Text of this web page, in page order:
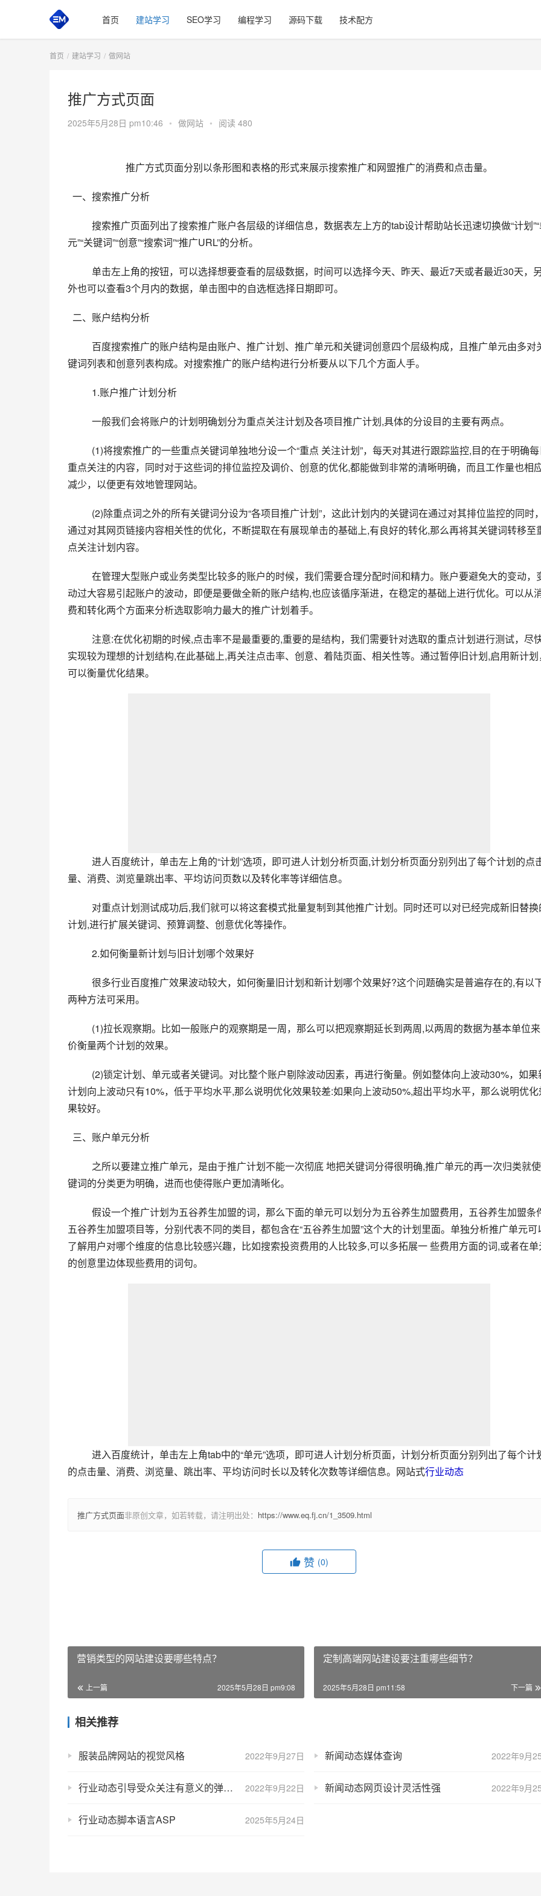
首页 建站学习 SEO学习 编程学习 源码下载 技术配方
首页 建站学习 做网站
推广方式页面
2025年5月28日 pm10:46 • 做网站 • 阅读 480
推广方式页面分别以条形图和表格的形式来展示搜索推广和网盟推广的消费和点击量。
  一、搜索推广分析
搜索推广页面列出了搜索推广账户各层级的详细信息，数据表左上方的tab设计帮助站长迅速切换做“计划
元”“关键词”“创意”“搜索词”“推广URL”的分析。
外也可以查看3个月内的数据，单击图中的自选框选择日期即可。
  二、账户结构分析
百度搜索推广的账户结构是由账户、推广计划、推广单元和关键词创意四个层级构成，且推广单元由多对
键词列表和创意列表构成。对搜索推广的账户结构进行分析要从以下几个方面人手。
1.账户推广计划分析
一般我们会将账户的计划明确划分为重点关注计划及各项目推广计划,具体的分设目的主要有两点。
(1)将搜索推广的一些重点关键词单独地分设一个“重点 关注计划”，每天对其进行跟踪监控,目的在于明确
重点关注的内容，同时对于这些词的排位监控及调价、创意的优化,都能做到非常的清晰明确，而且工作量也相
减少，以便更有效地管理网站。
(2)除重点词之外的所有关键词分设为“各项目推广计划”，这此计划内的关键词在通过对其排位监控的同时
通过对其网页链接内容相关性的优化，不断提取在有展现单击的基础上,有良好的转化,那么再将其关键词转移至
点关注计划内容。
在管理大型账户或业务类型比较多的账户的时候，我们需要合理分配时间和精力。账户要避免大的变动，
动过大容易引起账户的波动，即便是要做全新的账户结构,也应该循序渐进，在稳定的基础上进行优化。可以从
费和转化两个方面来分析选取影响力最大的推广计划着手。
注意:在优化初期的时候,点击率不是最重要的,重要的是结构，我们需要针对选取的重点计划进行测试，尽
实现较为理想的计划结构,在此基础上,再关注点击率、创意、着陆页面、相关性等。通过暂停旧计划,启用新计
可以衡量优化结果。
进人百度统计，单击左上角的“计划”选项，即可进人计划分析页面,计划分析页面分别列出了每个计划的点
量、消费、浏览量跳出率、平均访问页数以及转化率等详细信息。
对重点计划测试成功后,我们就可以将这套模式批量复制到其他推广计划。同时还可以对已经完成新旧替
计划,进行扩展关键词、预算调整、创意优化等操作。
2.如何衡量新计划与旧计划哪个效果好
很多行业百度推广效果波动较大，如何衡量旧计划和新计划哪个效果好?这个问题确实是普遍存在的,有以
两种方法可采用。
(1)拉长观察期。比如一般账户的观察期是一周，那么可以把观察期延长到两周,以两周的数据为基本单位
价衡量两个计划的效果。
(2)锁定计划、单元或者关键词。对比整个账户剔除波动因素，再进行衡量。例如整体向上波动30%，如果
计划向上波动只有10%，低于平均水平,那么说明优化效果较差:如果向上波动50%,超出平均水平，那么说明优
果较好。
  三、账户单元分析
之所以要建立推广单元，是由于推广计划不能一次彻底 地把关键词分得很明确,推广单元的再一次归类就
键词的分类更为明确，进而也使得账户更加清晰化。
假设一个推广计划为五谷养生加盟的词，那么下面的单元可以划分为五谷养生加盟费用，五谷养生加盟条
五谷养生加盟项目等，分别代表不同的类目，都包含在“五谷养生加盟”这个大的计划里面。单独分析推广单元可
了解用户对哪个维度的信息比较感兴趣，比如搜索投资费用的人比较多,可以多拓展一 些费用方面的词,或者在
的创意里边体现些费用的词句。
进入百度统计，单击左上角tab中的“单元”选项，即可进人计划分析页面，计划分析页面分别列出了每个计
的点击量、消费、浏览量、跳出率、平均访问时长以及转化次数等详细信息。网站式行业动态
推广方式页面非原创文章，如若转载，请注明出处： https://www.eq.fj.cn/1_3509.html
赞 (0)
营销类型的网站建设要哪些特点？
上一篇 2025年5月28日 pm9:08
定制高端网站建设要注重哪些细节？
下一篇
2025年5月28日 pm11:58
相关推荐
2022年9月27日
服装品牌网站的视觉风格 2022年9月
新闻动态媒体查询
2022年9月22日
行业动态引导受众关注有意义的弹幕内容 2022年9月
新闻动态网页设计灵活性强
2025年5月24日
行业动态脚本语言ASP